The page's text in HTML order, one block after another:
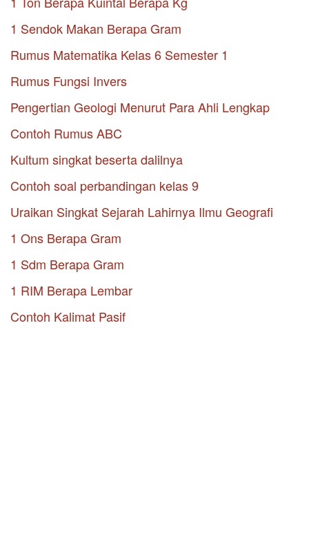
1 Sendok Makan Berapa Gram
Rumus Matematika Kelas 6 Semester 1
Rumus Fungsi Invers
Pengertian Geologi Menurut Para Ahli Lengkap
Contoh Rumus ABC
Kultum singkat beserta dalilnya
Contoh soal perbandingan kelas 9
Uraikan Singkat Sejarah Lahirnya Ilmu Geografi
1 Ons Berapa Gram
1 Sdm Berapa Gram
1 RIM Berapa Lembar
Contoh Kalimat Pasif